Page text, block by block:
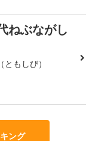
ねぶながし
もしび）
ング